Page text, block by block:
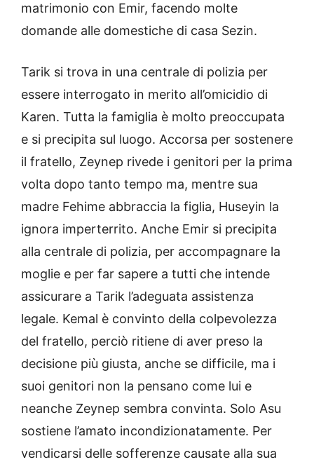
matrimonio con Emir, facendo molte
domande alle domestiche di casa Sezin.
Tarik si trova in una centrale di polizia per
essere interrogato in merito all’omicidio di
Karen. Tutta la famiglia è molto preoccupata
e si precipita sul luogo. Accorsa per sostenere
il fratello, Zeynep rivede i genitori per la prima
volta dopo tanto tempo ma, mentre sua
madre Fehime abbraccia la figlia, Huseyin la
ignora imperterrito. Anche Emir si precipita
alla centrale di polizia, per accompagnare la
moglie e per far sapere a tutti che intende
assicurare a Tarik l’adeguata assistenza
legale. Kemal è convinto della colpevolezza
del fratello, perciò ritiene di aver preso la
decisione più giusta, anche se difficile, ma i
suoi genitori non la pensano come lui e
neanche Zeynep sembra convinta. Solo Asu
sostiene l’amato incondizionatamente. Per
vendicarsi delle sofferenze causate alla sua